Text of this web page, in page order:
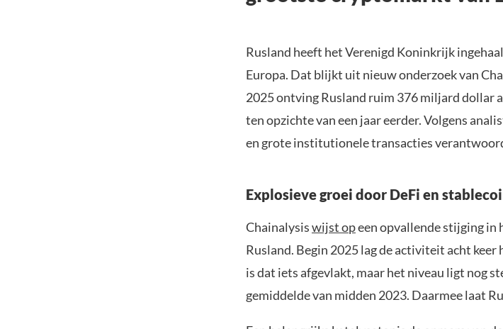
Rusland heeft het Verenigd Koninkrijk
Europa. Dat blijkt uit nieuw onderzoek van
2025 ontving Rusland ruim 376 miljard dollar
ten opzichte van een jaar eerder. Volgens
en grote institutionele transacties
Explosieve groei door DeFi en
Chainalysiswijst opeen opvallende stijging in
Rusland. Begin 2025 lag de activiteit acht keer
is dat iets afgevlakt, maar het niveau ligt nog
gemiddelde van midden 2023. Daarmee laat